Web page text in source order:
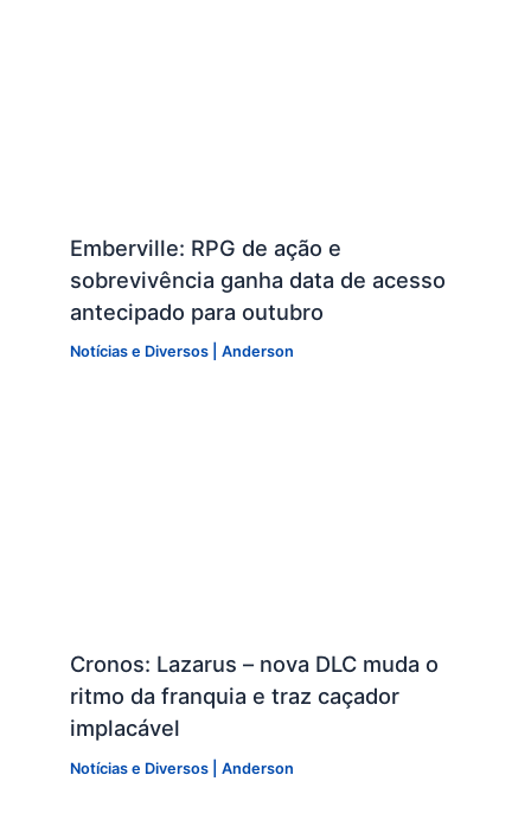
Emberville: RPG de ação e
sobrevivência ganha data de acesso
antecipado para outubro
Notícias e Diversos| Anderson
Cronos: Lazarus – nova DLC muda o
ritmo da franquia e traz caçador
implacável
Notícias e Diversos| Anderson